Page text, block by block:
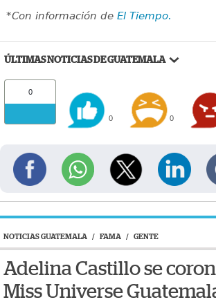
*Con información de El Tiempo.
ÚLTIMAS NOTICIAS DE GUATEMALA
0
0 0
NOTICIAS GUATEMALA / FAMA / GENTE
Adelina Castillo se
Miss Universe